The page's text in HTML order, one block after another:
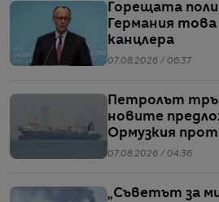
Горещата
Германия
канцлера
07.08.2026 / 06:37
Петролът
новите
Ормузкия
07.08.2026 / 04:36
„Съветът за